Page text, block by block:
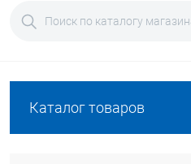
Каталог товаров